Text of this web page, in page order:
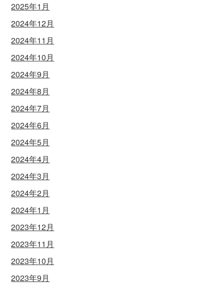
2025年1月
2024年12月
2024年11月
2024年10月
2024年9月
2024年8月
2024年7月
2024年6月
2024年5月
2024年4月
2024年3月
2024年2月
2024年1月
2023年12月
2023年11月
2023年10月
2023年9月